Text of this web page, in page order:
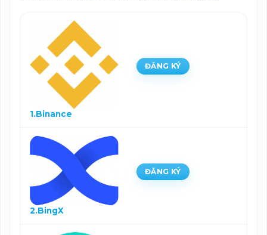
1.Binance
ĐĂNG KÝ
2.BingX
ĐĂNG KÝ